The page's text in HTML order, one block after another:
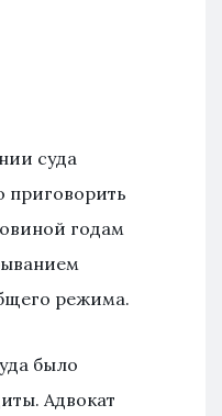
суда
приговорить
годам
режима.
было
Адвокат